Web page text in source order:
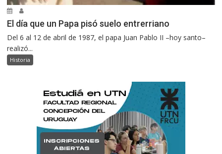
El día que un Papa pisó suelo entrerriano
Del 6 al 12 de abril de 1987, el papa Juan Pablo II –hoy santo–
realizó...
Historia